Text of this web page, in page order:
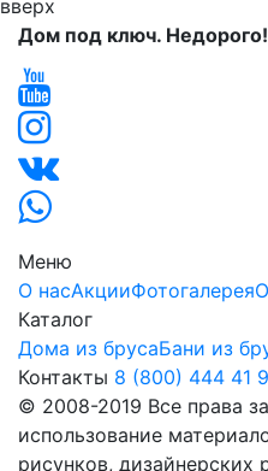
вверх
Дом под ключ.
Меню
О насАкцииФотогалерея
Каталог
Дома из брусаБани из
Контакты 8 (800) 444 41
© 2008-2019 Все права
использование
рисунков, дизайнерских